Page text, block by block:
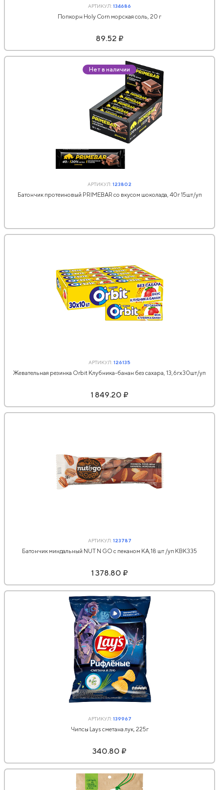
АРТИКУЛ:134686
Попкорн Holy Corn морская соль, 20 г
89.52 ₽
Нет в наличии
АРТИКУЛ:123802
Батончик протеиновый PRIMEBAR со вкусом шоколада, 40г 15шт/уп
АРТИКУЛ:126135
Жевательная резинка Orbit Клубника-банан без сахара, 13,6гх30шт/уп
1 849.20 ₽
АРТИКУЛ:123787
Батончик миндальный NUT N GO с пеканом КА,18 шт /уп КВК335
1 378.80 ₽
АРТИКУЛ:139967
Чипсы Lays сметана лук, 225г
340.80 ₽